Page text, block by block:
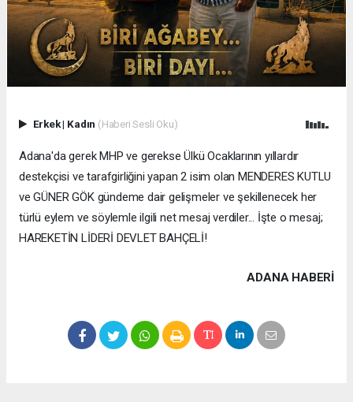
Erkek| Kadın (Haberi Sesli Oku)
Adana'da gerek MHP ve gerekse Ülkü Ocaklarının yıllardır
destekçisi ve tarafgirliğini yapan 2 isim olan MENDERES KUTLU
ve GÜNER GÖK gündeme dair gelişmeler ve şekillenecek her
türlü eylem ve söylemle ilgili net mesaj verdiler... İşte o mesaj;
HAREKETİN LİDERİ DEVLET BAHÇELİ!
ADANA HABERİ